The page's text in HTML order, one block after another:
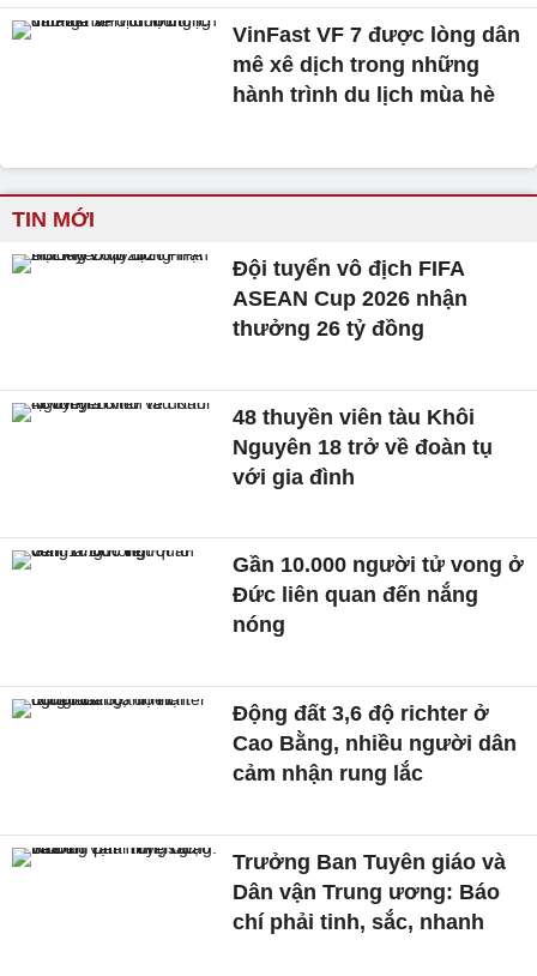
VinFast VF 7 được lòng dân
mê xê dịch trong những
hành trình du lịch mùa hè
TIN MỚI
Đội tuyển vô địch FIFA
ASEAN Cup 2026 nhận
thưởng 26 tỷ đồng
48 thuyền viên tàu Khôi
Nguyên 18 trở về đoàn tụ
với gia đình
Gần 10.000 người tử vong ở
Đức liên quan đến nắng
nóng
Động đất 3,6 độ richter ở
Cao Bằng, nhiều người dân
cảm nhận rung lắc
Trưởng Ban Tuyên giáo và
Dân vận Trung ương: Báo
chí phải tinh, sắc, nhanh